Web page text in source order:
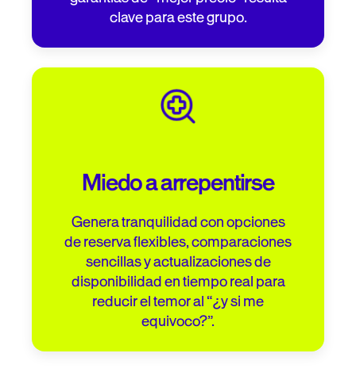
clave para este grupo.
Miedo a arrepentirse
Genera tranquilidad con opciones
de reserva flexibles, comparaciones
sencillas y actualizaciones de
disponibilidad en tiempo real para
reducir el temor al “¿y si me
equivoco?”.